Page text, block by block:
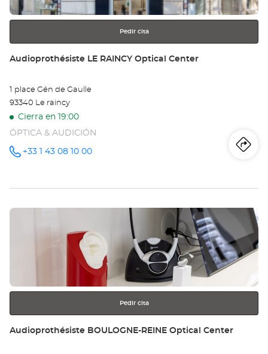
información
Pedir cita
Tienda:
Audioprothésiste LE RAINCY Optical Center
1 place Gén de Gaulle
93340 Le raincy
Cierra en 19:00
ÓPTICA & AUDICIÓN
número
+33 1 43 08 10 00
a
LE
Pulse
Pedir cita
Tienda:
Audioprothésiste BOULOGNE-REINE Optical Center